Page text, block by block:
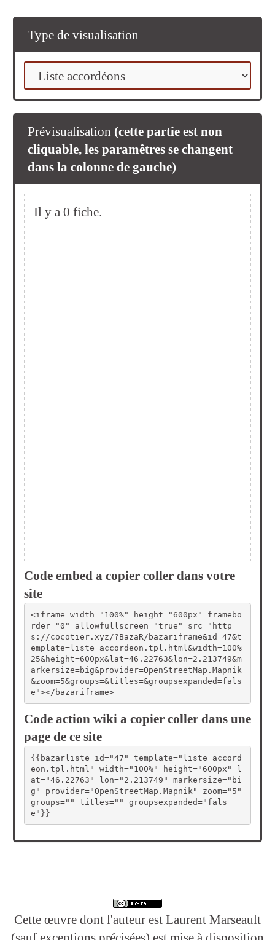
Type de visualisation
Prévisualisation (cette partie est non
cliquable, les paramêtres se changent
dans la colonne de gauche)
Code embed a copier coller dans votre
site
<iframe width="100%" height="600px" framebo
rder="0" allowfullscreen="true" src="http
s://cocotier.xyz/?BazaR/bazariframe&id=47&t
emplate=liste_accordeon.tpl.html&width=100%
25&height=600px&lat=46.22763&lon=2.213749&m
arkersize=big&provider=OpenStreetMap.Mapnik
&zoom=5&groups=&titles=&groupsexpanded=fals
e"></bazariframe>
Code action wiki a copier coller dans une
page de ce site
{{bazarliste id="47" template="liste_accord
eon.tpl.html" width="100%" height="600px" l
at="46.22763" lon="2.213749" markersize="bi
g" provider="OpenStreetMap.Mapnik" zoom="5"
groups="" titles="" groupsexpanded="fals
e"}}
Cette œuvre dont l'auteur est Laurent Marseault